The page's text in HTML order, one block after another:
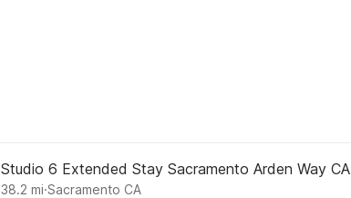
Studio 6 Extended Stay Sacramento Arden Way CA
38.2 mi.Sacramento CA